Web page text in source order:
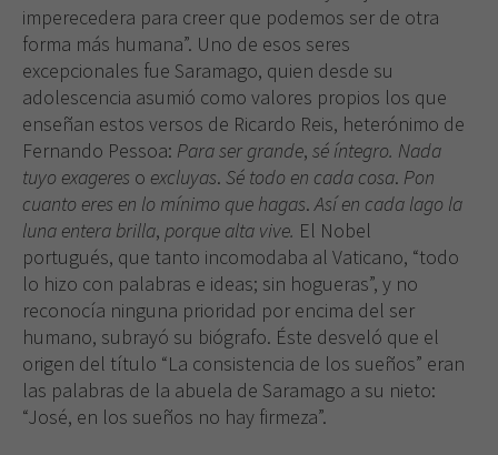
imperecedera para creer que podemos ser de otra
forma más humana”. Uno de esos seres
excepcionales fue Saramago, quien desde su
adolescencia asumió como valores propios los que
enseñan estos versos de Ricardo Reis, heterónimo de
Fernando Pessoa: Para ser grande, sé íntegro. Nada
tuyo exageres o excluyas. Sé todo en cada cosa. Pon
cuanto eres en lo mínimo que hagas.Así en cada lago la
luna entera brilla, porque alta vive. El Nobel
portugués, que tanto incomodaba al Vaticano, “todo
lo hizo con palabras e ideas; sin hogueras”, y no
reconocía ninguna prioridad por encima del ser
humano, subrayó su biógrafo. Éste desveló que el
origen del título “La consistencia de los sueños” eran
las palabras de la abuela de Saramago a su nieto:
“José, en los sueños no hay firmeza”.